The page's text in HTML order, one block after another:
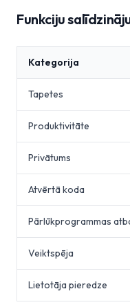
Funkciju
Kategorija
Tapetes
Produktivitāte
Privātums
Atvērtā koda
Pārlūkprogrammas
Veiktspēja
Lietotāja pieredze